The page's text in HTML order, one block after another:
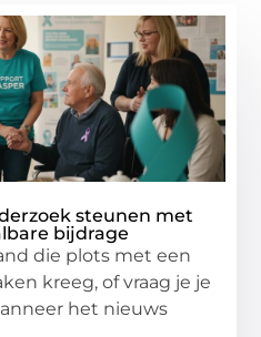
steunen met
bijdrage
die plots met een
kreeg, of vraag je je
het nieuws